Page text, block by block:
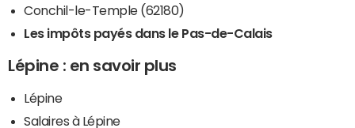
Conchil-le-Temple (62180)
Les impôts payés dans le Pas-de-Calais
Lépine : en savoir plus
Lépine
Salaires à Lépine